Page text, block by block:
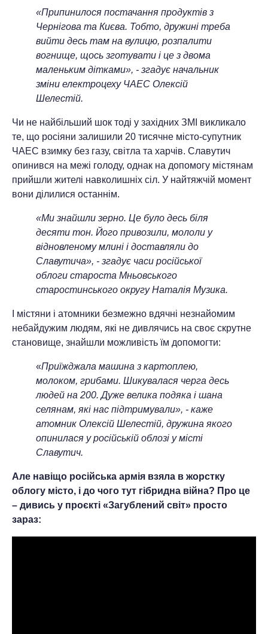
«Припинилося постачання продуктів з
Чернігова та Києва. Тобто, дружині треба
вийти десь там на вулицю, розпалити
вогнище, щось зготувати і це з двома
маленьким дітками», - згадує начальник
зміни електроцеху ЧАЕС Олексій
Шелестій.
Чи не найбільший шок тоді у західних ЗМІ викликало
те, що росіяни залишили 20 тисячне місто-супутник
ЧАЕС взимку без газу, світла та харчів. Славутич
опинився на межі голоду, однак на допомогу містянам
прийшли жителі навколишніх сіл. У найтяжчій момент
вони ділилися останнім.
«Ми знайшли зерно. Це було десь біля
десяти тон. Його привозили, мололи у
відновленому млині і доставляли до
Славутича», - згадує часи російської
облоги староста Мньовського
старостинського округу Наталія Музика.
І містяни і атомники безмежно вдячні незнайомим
небайдужим людям, які не дивлячись на своє скрутне
становище, знайшли можливість їм допомогти:
«Приїжджала машина з картоплею,
молоком, грибами. Шикувалася черга десь
людей на 200. Дуже велика подяка і шана
селянам, які нас підтримували», - каже
атомник Олексій Шелестій, дружина якого
опинилася у російській облозі у місті
Славутич.
Але навіщо російська армія взяла в жорстку
облогу місто, і до чого тут гібридна війна? Про це
– дивись у проєкті «Загублений світ» просто
зараз: